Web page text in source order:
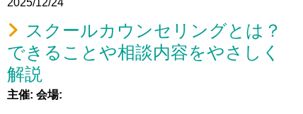
スクールカウンセリングとは？
できることや相談内容をやさしく
解説
主催: 会場: